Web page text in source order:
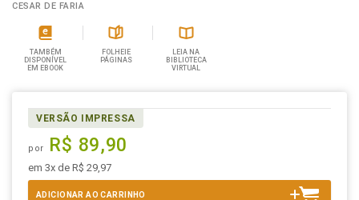
CESAR DE FARIA
TAMBÉM
DISPONÍVEL
EM EBOOK
FOLHEIE
PÁGINAS
LEIA NA
BIBLIOTECA
VIRTUAL
VERSÃO IMPRESSA
por R$ 89,90
em 3x de R$ 29,97
ADICIONAR AO CARRINHO